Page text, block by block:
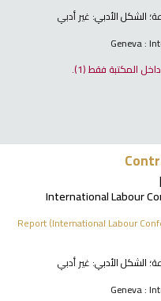
؛ الشكل الأدبي: غير أدبي
Geneva :
داخل المكتبة فقط(1).
International Labour
Report (International Labour
؛ الشكل الأدبي: غير أدبي
Geneva :